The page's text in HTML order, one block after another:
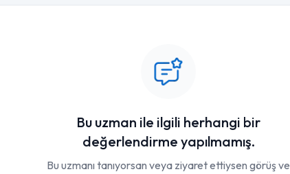
Bu uzman ile ilgili herhangi bir
değerlendirme yapılmamış.
Bu uzmanı tanıyorsan veya ziyaret ettiysen görüş ve